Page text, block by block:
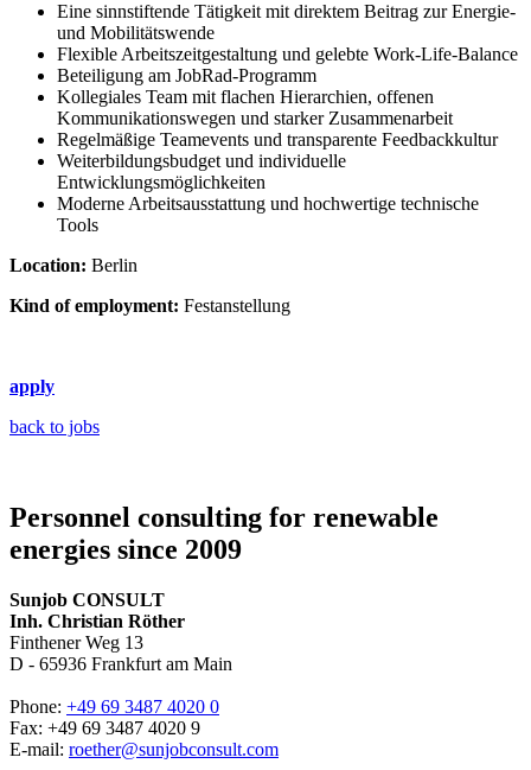
Eine sinnstiftende Tätigkeit mit direktem Beitrag zur Energie-
und Mobilitätswende
Flexible Arbeitszeitgestaltung und gelebte Work-Life-Balance
Beteiligung am JobRad-Programm
Kollegiales Team mit flachen Hierarchien, offenen
Kommunikationswegen und starker Zusammenarbeit
Regelmäßige Teamevents und transparente Feedbackkultur
Weiterbildungsbudget und individuelle
Entwicklungsmöglichkeiten
Moderne Arbeitsausstattung und hochwertige technische
Tools
Location: Berlin
Kind of employment: Festanstellung
apply
back to jobs
Personnel consulting for renewable
energies since 2009
Sunjob CONSULT
Inh. Christian Röther
Finthener Weg 13
D - 65936 Frankfurt am Main
Phone: +49 69 3487 4020 0
Fax: +49 69 3487 4020 9
E-mail: roether@sunjobconsult.com